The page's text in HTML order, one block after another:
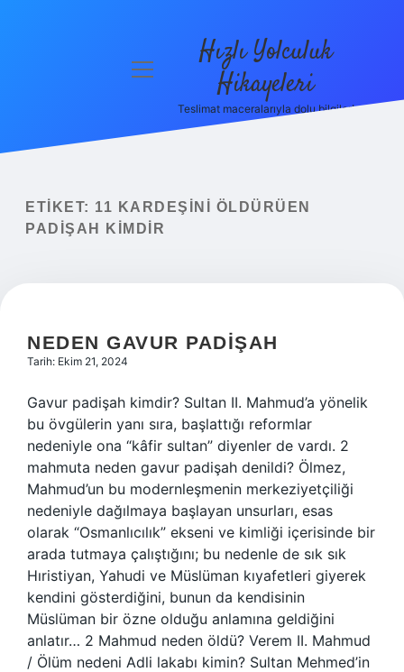
Yasal Uyarı
menüyü
Hızlı Yolculuk
Hikayeleri
Teslimat maceralarıyla dolu bilgiler!
ETIKET: 11 KARDEŞINI ÖLDÜRÜEN
PADIŞAH KIMDIR
NEDEN GAVUR PADIŞAH
Tarih: Ekim 21, 2024
Gavur padişah kimdir? Sultan II. Mahmud’a yönelik
bu övgülerin yanı sıra, başlattığı reformlar
nedeniyle ona “kâfir sultan” diyenler de vardı. 2
mahmuta neden gavur padişah denildi? Ölmez,
Mahmud’un bu modernleşmenin merkeziyetçiliği
nedeniyle dağılmaya başlayan unsurları, esas
olarak “Osmanlıcılık” ekseni ve kimliği içerisinde bir
arada tutmaya çalıştığını; bu nedenle de sık sık
Hıristiyan, Yahudi ve Müslüman kıyafetleri giyerek
kendini gösterdiğini, bunun da kendisinin
Müslüman bir özne olduğu anlamına geldiğini
anlatır… 2 Mahmud neden öldü? Verem II. Mahmud
/ Ölüm nedeni Adli lakabı kimin? Sultan Mehmed’in